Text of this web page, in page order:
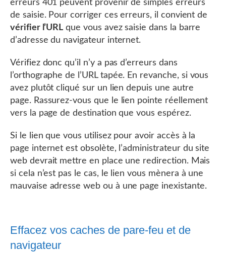
erreurs 401 peuvent provenir de simples erreurs
de saisie. Pour corriger ces erreurs, il convient de
vérifier l’URL que vous avez saisie dans la barre
d’adresse du navigateur internet.
Vérifiez donc qu’il n’y a pas d’erreurs dans
l’orthographe de l’URL tapée. En revanche, si vous
avez plutôt cliqué sur un lien depuis une autre
page. Rassurez-vous que le lien pointe réellement
vers la page de destination que vous espérez.
Si le lien que vous utilisez pour avoir accès à la
page internet est obsolète, l’administrateur du site
web devrait mettre en place une redirection. Mais
si cela n’est pas le cas, le lien vous mènera à une
mauvaise adresse web ou à une page inexistante.
Effacez vos caches de pare-feu et de
navigateur